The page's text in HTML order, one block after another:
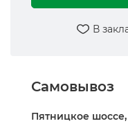
В
Самовывоз
Пятницкое шоссе,